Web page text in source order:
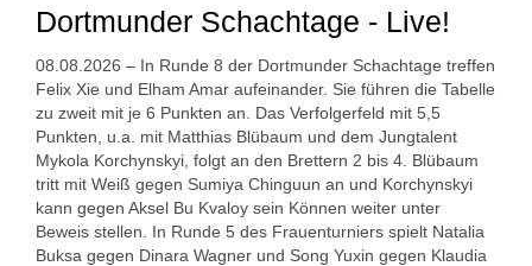
Dortmunder Schachtage - Live!
08.08.2026 – In Runde 8 der Dortmunder Schachtage treffen
Felix Xie und Elham Amar aufeinander. Sie führen die Tabelle
zu zweit mit je 6 Punkten an. Das Verfolgerfeld mit 5,5
Punkten, u.a. mit Matthias Blübaum und dem Jungtalent
Mykola Korchynskyi, folgt an den Brettern 2 bis 4. Blübaum
tritt mit Weiß gegen Sumiya Chinguun an und Korchynskyi
kann gegen Aksel Bu Kvaloy sein Können weiter unter
Beweis stellen. In Runde 5 des Frauenturniers spielt Natalia
Buksa gegen Dinara Wagner und Song Yuxin gegen Klaudia